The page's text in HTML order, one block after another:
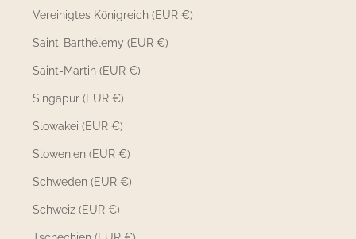
Vereinigtes Königreich (EUR €)
Saint-Barthélemy (EUR €)
Saint-Martin (EUR €)
Singapur (EUR €)
Slowakei (EUR €)
Slowenien (EUR €)
Schweden (EUR €)
Schweiz (EUR €)